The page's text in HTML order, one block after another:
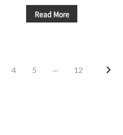
않는 사람들은 비싼 돈을 지
이트2(NOVA lite2)'를 주목
Read More
4 5 ··· 12
다